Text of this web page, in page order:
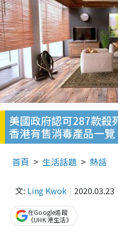
美國政府認可287款
香港有售消毒產品一覽
首頁 生活話題 熱話
文: Ling Kwok 2020.03.23
在Google追蹤
《UHK 港生活》